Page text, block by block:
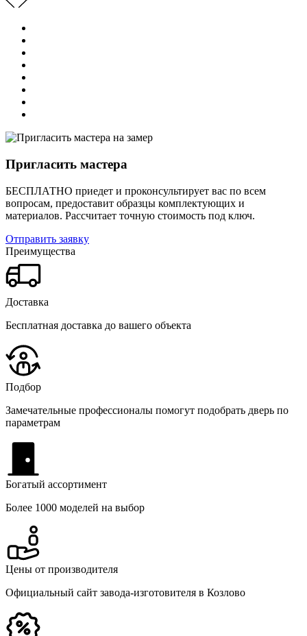
Пригласить мастера
БЕСПЛАТНО приедет и проконсультирует вас по всем
вопросам, предоставит образцы комплектующих и
материалов. Рассчитает точную стоимость под ключ.
Отправить заявку
Преимущества
Доставка
Бесплатная доставка до вашего объекта
Подбор
Замечательные профессионалы помогут подобрать дверь по
параметрам
Богатый ассортимент
Более 1000 моделей на выбор
Цены от производителя
Официальный сайт завода-изготовителя в Козлово